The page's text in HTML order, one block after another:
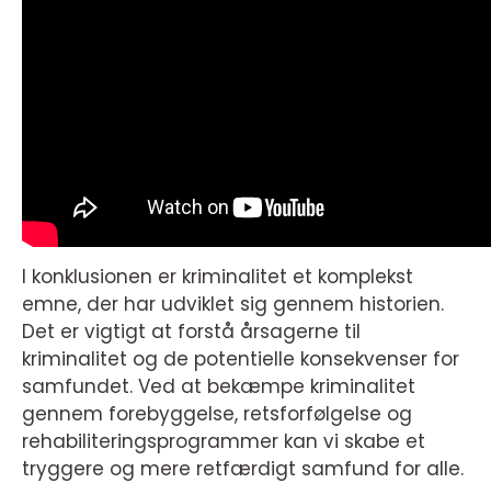
I konklusionen er kriminalitet et komplekst
emne, der har udviklet sig gennem historien.
Det er vigtigt at forstå årsagerne til
kriminalitet og de potentielle konsekvenser for
samfundet. Ved at bekæmpe kriminalitet
gennem forebyggelse, retsforfølgelse og
rehabiliteringsprogrammer kan vi skabe et
tryggere og mere retfærdigt samfund for alle.